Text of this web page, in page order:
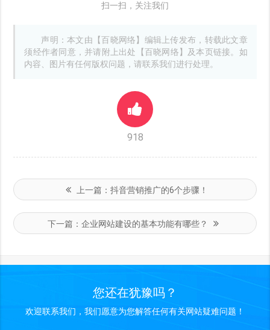
扫一扫，关注我们
声明：本文由【百晓网络】编辑上传发布，转载此文章
须经作者同意，并请附上出处【百晓网络】及本页链接。如
内容、图片有任何版权问题，请联系我们进行处理。
918
上一篇： 抖音营销推广的6个步骤！
下一篇：企业网站建设的基本功能有哪些？
您还在犹豫吗？
欢迎联系我们，我们愿意为您解答任何有关网站疑难问题！